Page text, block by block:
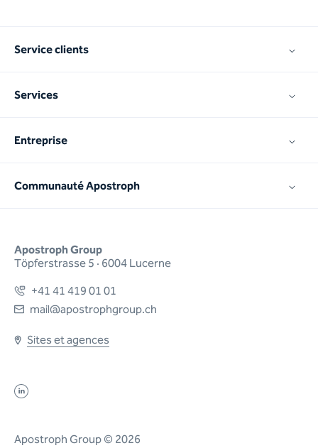
Apostroph Group
Töpferstrasse 5 · 6004 Lucerne
+41 41 419 01 01
mail@apostrophgroup.ch
Sites et agences
Service clients
Services
Entreprise
Communauté Apostroph
Apostroph Group © 2026